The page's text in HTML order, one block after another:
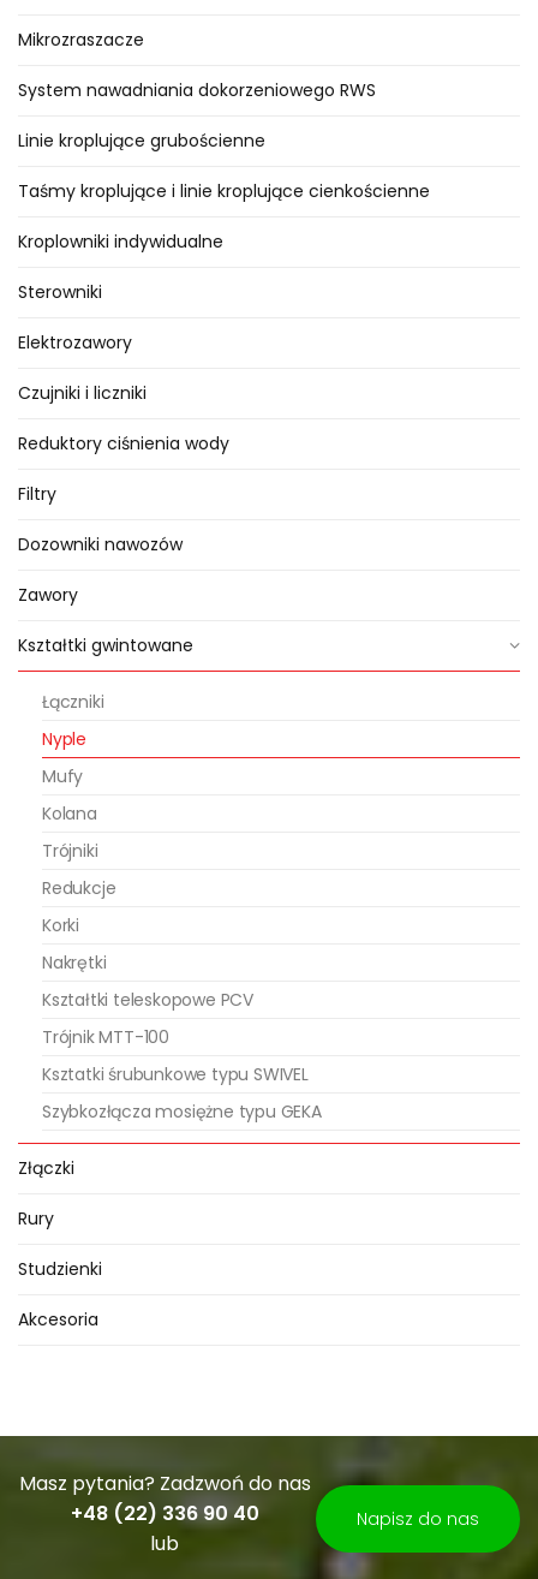
Mikrozraszacze
System nawadniania dokorzeniowego RWS
Linie kroplujące grubościenne
Taśmy kroplujące i linie kroplujące cienkościenne
Kroplowniki indywidualne
Sterowniki
Elektrozawory
Czujniki i liczniki
Reduktory ciśnienia wody
Filtry
Dozowniki nawozów
Zawory
Kształtki gwintowane
Łączniki
Nyple
Mufy
Kolana
Trójniki
Redukcje
Korki
Nakrętki
Kształtki teleskopowe PCV
Trójnik MTT-100
Ksztatki śrubunkowe typu SWIVEL
Szybkozłącza mosiężne typu GEKA
Złączki
Rury
Studzienki
Akcesoria
Masz pytania? Zadzwoń do nas
+48 (22) 336 90 40
lub
Napisz do nas